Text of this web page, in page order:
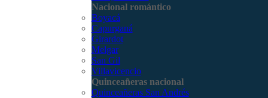
Nacional romántico
Boyacá
Capurganá
Girardot
Melgar
San Gil
Villavicencio
Quinceañeras nacional
Quinceañeras San Andrés